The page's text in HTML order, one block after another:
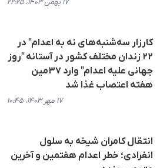
کارزار سه‌شنبه‌های نه به اعدام" در
۲۲ زندان مختلف کشور در آستانه "روز
جهانی علیه اعدام" وارد ۳۷مین
هفته اعتصاب غذا شد
۱۷ مهر ۱۴۰۳، ۱۰:۴۵
انتقال کامران شیخه به سلول
انفرادی؛ خطر اعدام هفتمین و آخرین